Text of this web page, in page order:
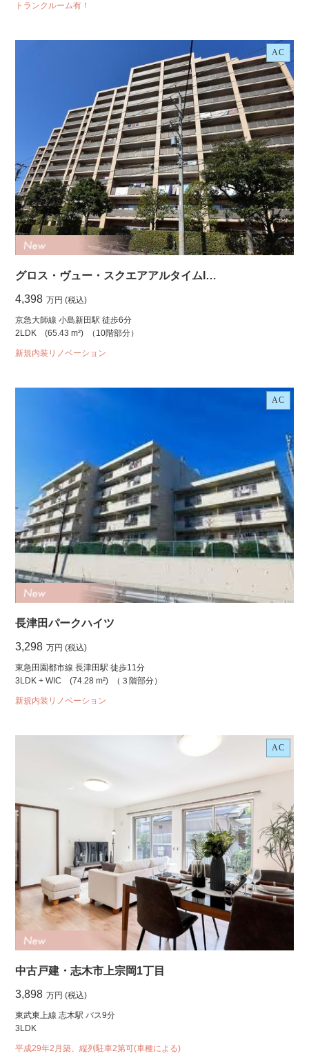
トランクルーム有！
AC
グロス・ヴュー・スクエアアルタイムI…
4,398 万円 (税込)
京急大師線 小島新田駅 徒歩6分
2LDK
(65.43 m²) （10階部分）
新規内装リノベーション
AC
長津田パークハイツ
3,298 万円 (税込)
東急田園都市線 長津田駅 徒歩11分
3LDK + WIC
(74.28 m²) （３階部分）
新規内装リノベーション
AC
中古戸建・志木市上宗岡1丁目
3,898 万円 (税込)
東武東上線 志木駅 バス9分
3LDK
平成29年2月築、縦列駐車2第可(車種による)